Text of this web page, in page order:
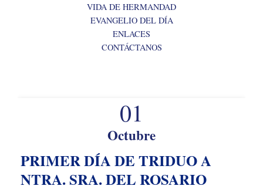
VIDA DE HERMANDAD
EVANGELIO DEL DÍA
ENLACES
CONTÁCTANOS
01
Octubre
PRIMER DÍA DE TRIDUO A
NTRA. SRA. DEL ROSARIO